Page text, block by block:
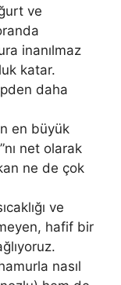
ve
inanılmaz
katar.
daha
en büyük
net olarak
ne de çok
ve
hafif bir
nasıl